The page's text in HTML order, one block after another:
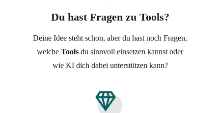
Du hast Fragen zu Tools?
Deine Idee steht schon, aber du hast noch Fragen,
welche Tools du sinnvoll einsetzen kannst oder
wie KI dich dabei unterstützen kann?